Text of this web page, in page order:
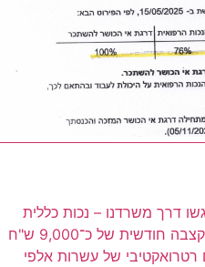
דרך משרדנו – נכות כללית
ושירותים מיוחדים – ומקבל כיום קצבה חודשית של כ־9,000 ש"ח
רטרואקטיבי של עשרות אלפי